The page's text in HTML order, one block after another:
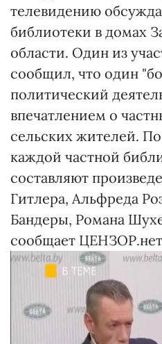
телевидению
библиотеки в домах
области. Один из
сообщил, что один
политический
впечатлением о
сельских жителей.
каждой частной
составляют
Гитлера, Альфреда
Бандеры, Романа
сообщает